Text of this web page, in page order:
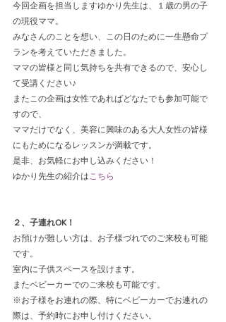
今回企画を担当しますゆかり先生は、１歳の男の子
の現役ママ。
みなさんのことを想い、この日のために一生懸命プ
ランを考えていただきました。
ママの皆様と同じ気持ちを共有できるので、安心し
て受講ください♪
またこの企画は女性であればどなたでも参加可能で
すので、
ママだけでなく、美容に興味のある大人女性の皆様
にもためになるレッスンが満載です。
是非、お気軽にお申し込みください！
ゆかり先生の紹介はこちら
２、子連れOK！
お預けが難しい方は、お子様づれでのご来校も可能
です。
室内に子供スペースを設けます。
またベビーカーでのご来校も可能です。
※お子様をお連れの際、特にベビーカーでお連れの
際は、予約時にお申し付けください。